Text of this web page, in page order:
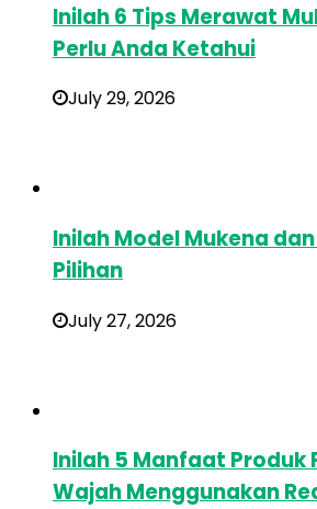
Inilah 6 Tips Merawat
Perlu Anda Ketahui
July 29, 2026
Inilah Model Mukena
Pilihan
July 27, 2026
Inilah 5 Manfaat Produk
Wajah Menggunakan